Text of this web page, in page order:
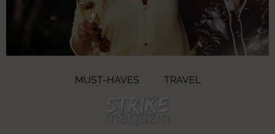
MUST-HAVES TRAVEL